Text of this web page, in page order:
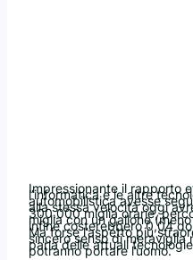
Impressionante il rapporto
l’informatica e le altre
automobilistica avesse
alla stessa velocità oggi
300.000 miglia orarie,
miglia con un gallone
infine costerebbero 0,04
Ma forse l’aspetto più
sincero senso di
parla delle attuali
potranno portare l’uomo.